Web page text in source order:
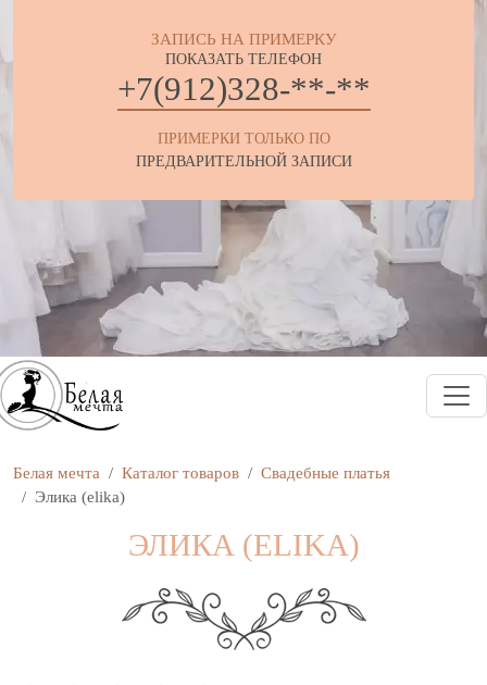
ЗАПИСЬ НА ПРИМЕРКУ
ПОКАЗАТЬ ТЕЛЕФОН
+7(912)328-**-**
ПРИМЕРКИ ТОЛЬКО ПО
ПРЕДВАРИТЕЛЬНОЙ ЗАПИСИ
Белая мечта Каталог товаров
Свадебные платья
Элика (elika)
ЭЛИКА (ELIKA)